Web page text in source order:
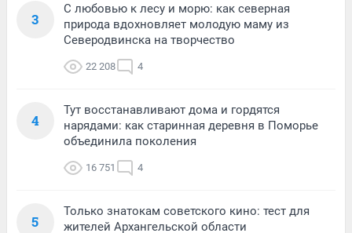
3
С любовью к лесу и морю: как северная
природа вдохновляет молодую маму из
Северодвинска на творчество
22 208 4
4
Тут восстанавливают дома и гордятся
нарядами: как старинная деревня в Поморье
объединила поколения
16 751 4
5
Только знатокам советского кино: тест для
жителей Архангельской области